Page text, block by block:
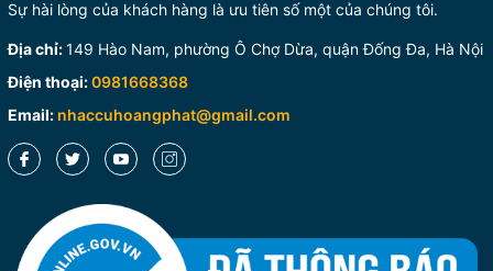
Sự hài lòng của khách hàng là ưu tiên số một của chúng tôi.
Địa chỉ:149 Hào Nam, phường Ô Chợ Dừa, quận Đống Đa, Hà Nội
Điện thoại:0981668368
Email: nhaccuhoangphat@gmail.com